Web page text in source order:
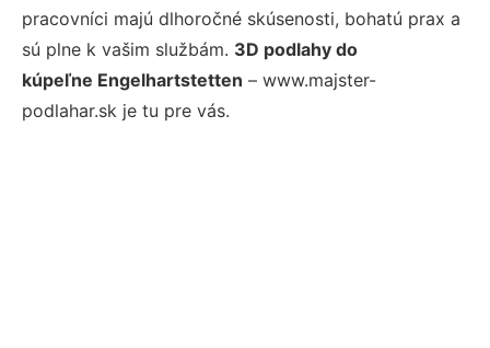
pracovníci majú dlhoročné skúsenosti, bohatú prax a
sú plne k vašim službám. 3D podlahy do
kúpeľne Engelhartstetten – www.majster-
podlahar.sk je tu pre vás.